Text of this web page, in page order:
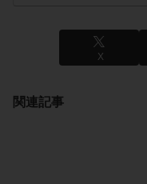
X
関連記事